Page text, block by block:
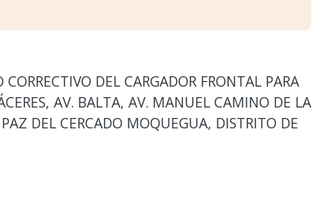
DEL CARGADOR FRONTAL PARA
AV. BALTA, AV. MANUEL CAMINO DE LA
DEL CERCADO MOQUEGUA, DISTRITO DE